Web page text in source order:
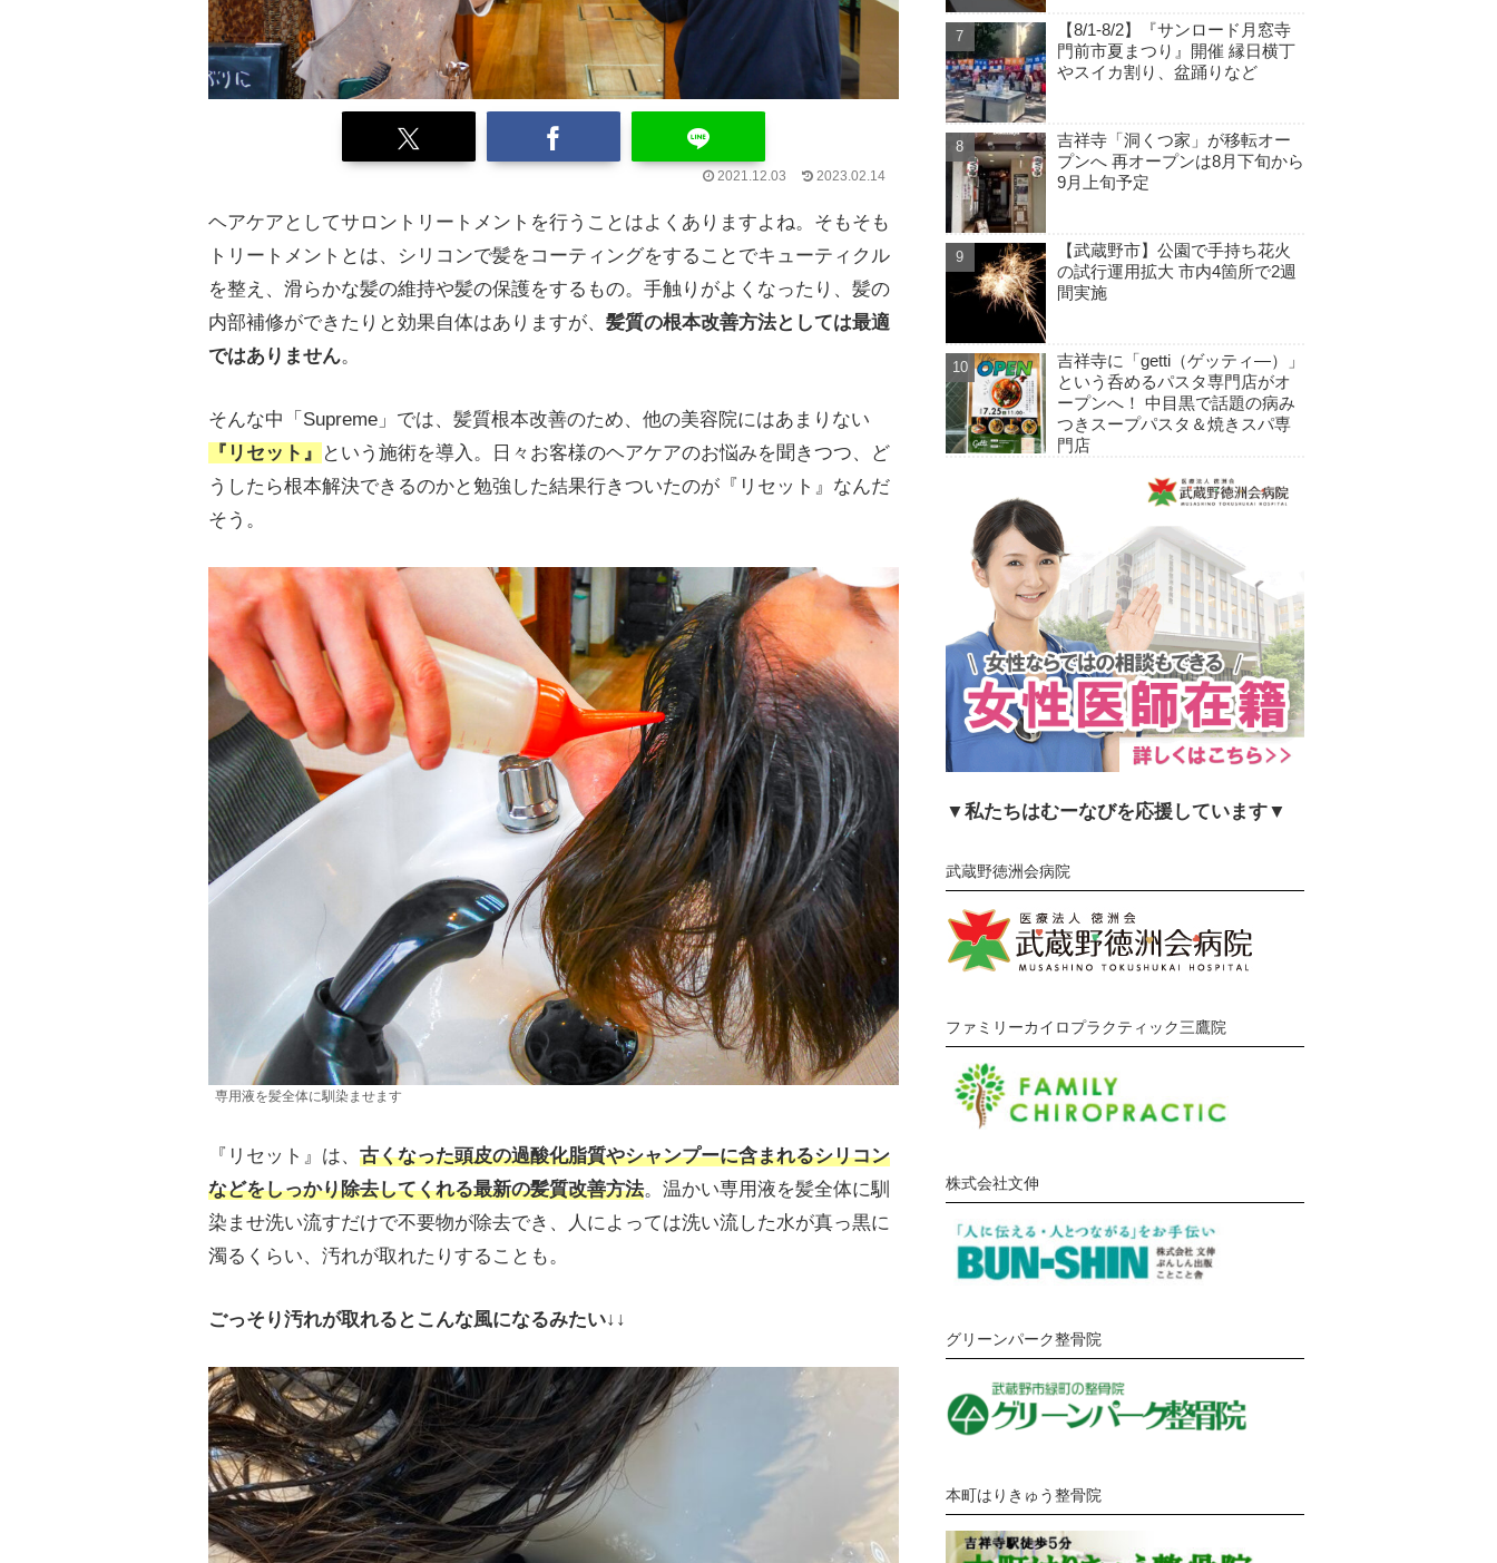
2021.12.03 2023.02.14
ヘアケアとしてサロントリートメントを行うことはよくありますよね。そもそも
トリートメントとは、シリコンで髪をコーティングをすることでキューティクル
を整え、滑らかな髪の維持や髪の保護をするもの。手触りがよくなったり、髪の
内部補修ができたりと効果自体はありますが、 髪質の根本改善方法としては最適
ではありません。
そんな中「Supreme」では、髪質根本改善のため、他の美容院にはあまりない
『リセット』
という施術を導入。日々お客様のヘアケアのお悩みを聞きつつ、ど
うしたら根本解決できるのかと勉強した結果行きついたのが『リセット』なんだ
そう。
専用液を髪全体に馴染ませます
『リセット』は、 古くなった頭皮の過酸化脂質やシャンプーに含まれるシリコン
などをしっかり除去してくれる最新の髪質改善方法。温かい専用液を髪全体に馴
染ませ洗い流すだけで不要物が除去でき、人によっては洗い流した水が真っ黒に
濁るくらい、汚れが取れたりすることも。
ごっそり汚れが取れるとこんな風になるみたい↓↓
【8/1-8/2】『サンロード月窓寺
門前市夏まつり』開催 縁日横丁
やスイカ割り、盆踊りなど
吉祥寺「洞くつ家」が移転オー
プンへ 再オープンは8月下旬から
9月上旬予定
【武蔵野市】公園で手持ち花火
の試行運用拡大 市内4箇所で2週
間実施
吉祥寺に「getti（ゲッティ―）」
という呑めるパスタ専門店がオ
ープンへ！ 中目黒で話題の病み
つきスープパスタ＆焼きスパ専
門店
▼私たちはむーなびを応援しています▼
武蔵野徳洲会病院
ファミリーカイロプラクティック三鷹院
株式会社文伸
グリーンパーク整骨院
本町はりきゅう整骨院